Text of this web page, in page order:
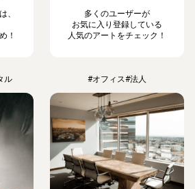
、
！
多くのユーザーが
お気に入り登録している
人気のアートをチェック！
ル #オフィス#法人